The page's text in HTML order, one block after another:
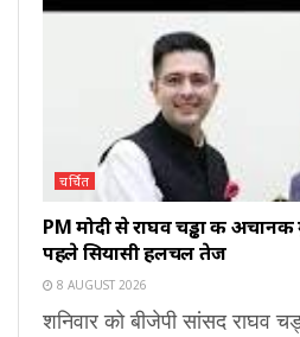
चर्चित
PM मोदी से राघव चड्ढा की
पहले सियासी हलचल तेज
8 AUGUST 2026
शनिवार को बीजेपी सांसद राघव